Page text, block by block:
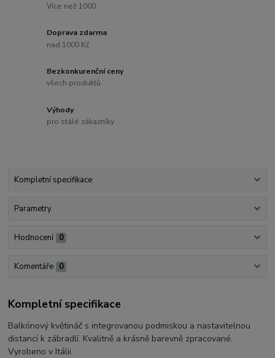
Více než 1000
Doprava zdarma
nad 1000 Kč
Bezkonkurenční ceny
všech produktů
Výhody
pro stálé zákazníky
Kompletní specifikace
Parametry
Hodnocení 0
Komentáře 0
Kompletní specifikace
Balkónový květináč s integrovanou podmiskou a nastavitelnou
distancí k zábradlí. Kvalitně a krásně barevně zpracované.
Vyrobeno v Itálii.